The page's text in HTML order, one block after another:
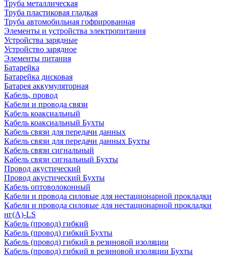
Труба металлическая
Труба пластиковая гладкая
Труба автомобильная гофрированная
Элементы и устройства электропитания
Устройства зарядные
Устройство зарядное
Элементы питания
Батарейка
Батарейка дисковая
Батарея аккумуляторная
Кабель, провод
Кабели и провода связи
Кабель коаксиальный
Кабель коаксиальный Бухты
Кабель связи для передачи данных
Кабель связи для передачи данных Бухты
Кабель связи сигнальный
Кабель связи сигнальный Бухты
Провод акустический
Провод акустический Бухты
Кабель оптоволоконный
Кабели и провода силовые для нестационарной прокладки
Кабели и провода силовые для нестационарной прокладки
нг(А)-LS
Кабель (провод) гибкий
Кабель (провод) гибкий Бухты
Кабель (провод) гибкий в резиновой изоляции
Кабель (провод) гибкий в резиновой изоляции Бухты